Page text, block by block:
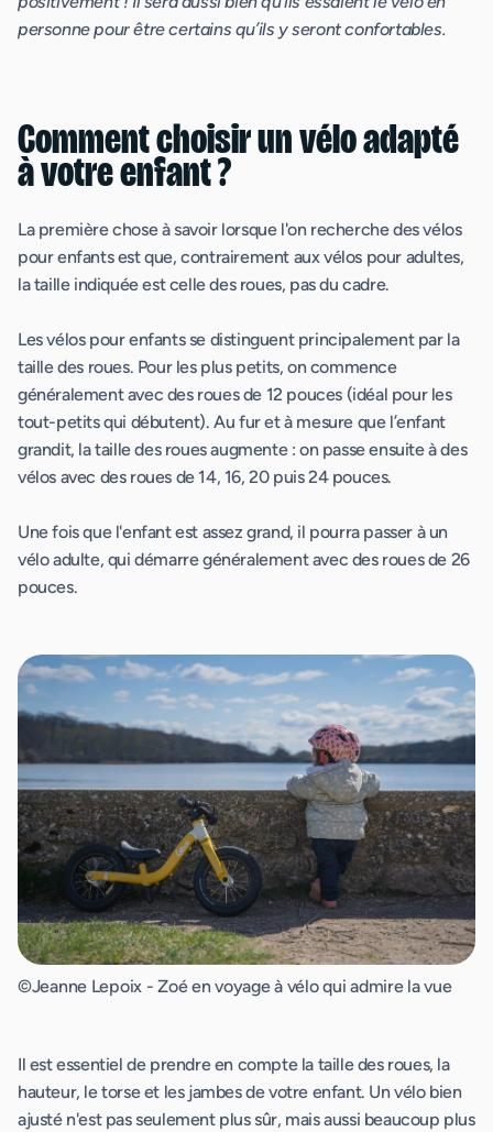
personne pour être certains qu’ils y seront confortables.
Comment choisir un vélo adapté
à votre enfant ?
La première chose à savoir lorsque l'on recherche des vélos
pour enfants est que, contrairement aux vélos pour adultes,
la taille indiquée est celle des roues, pas du cadre.
Les vélos pour enfants se distinguent principalement par la
taille des roues. Pour les plus petits, on commence
généralement avec des roues de 12 pouces (idéal pour les
tout-petits qui débutent). Au fur et à mesure que l’enfant
grandit, la taille des roues augmente : on passe ensuite à des
vélos avec des roues de 14, 16, 20 puis 24 pouces.
Une fois que l'enfant est assez grand, il pourra passer à un
vélo adulte, qui démarre généralement avec des roues de 26
pouces.
©Jeanne Lepoix - Zoé en voyage à vélo qui admire la vue
Il est essentiel de prendre en compte la taille des roues, la
hauteur, le torse et les jambes de votre enfant. Un vélo bien
ajusté n'est pas seulement plus sûr, mais aussi beaucoup plus